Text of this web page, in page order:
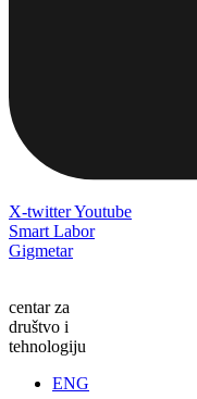
X-twitterYoutube
Smart Labor
Gigmetar
centar za
društvo i
tehnologiju
ENG